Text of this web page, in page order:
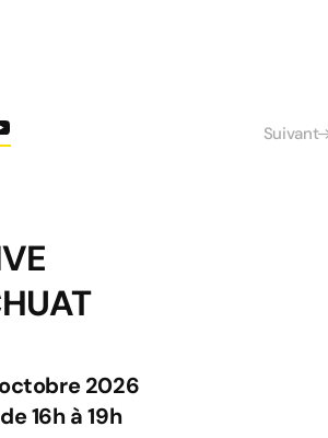
Suivant
2026
16h à 19h